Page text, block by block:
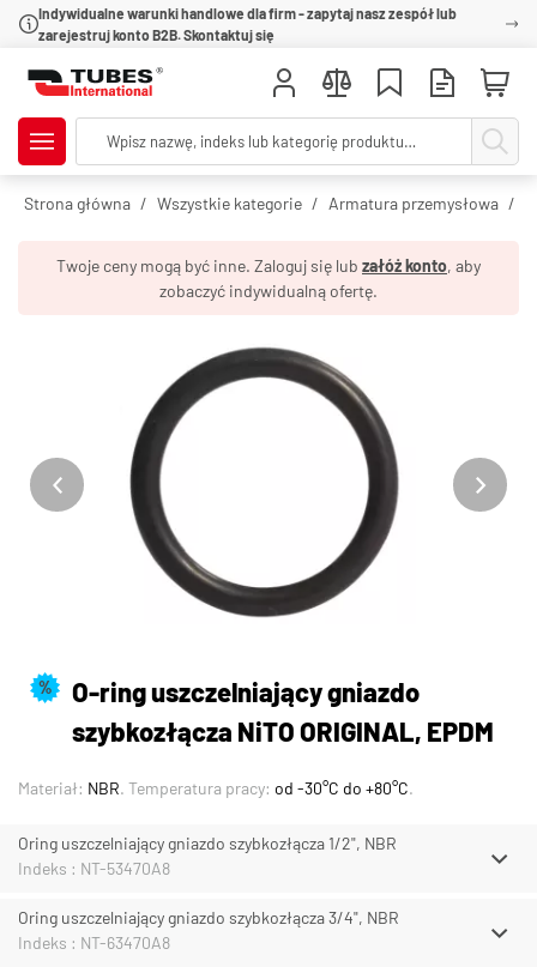
Indywidualne warunki handlowe dla firm - zapytaj nasz zespół lub
zarejestruj konto B2B. Skontaktuj się
Strona główna Wszystkie kategorie Armatura przemysłowa
Twoje ceny mogą być inne. Zaloguj się lub załóż konto, aby
zobaczyć indywidualną ofertę.
%
O-ring uszczelniający gniazdo
szybkozłącza NiTO ORIGINAL, EPDM
Materiał: NBR. Temperatura pracy: od -30°C do +80°C.
Oring uszczelniający gniazdo szybkozłącza 1/2", NBR
Indeks : NT-53470A8
Oring uszczelniający gniazdo szybkozłącza 3/4", NBR
Indeks : NT-63470A8